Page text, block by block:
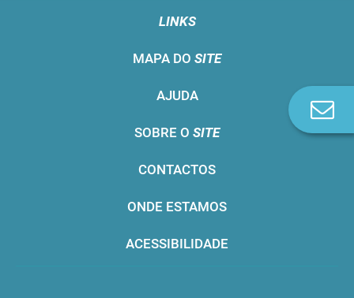
LINKS
MAPA DO SITE
AJUDA
SOBRE O SITE
CONTACTOS
ONDE ESTAMOS
ACESSIBILIDADE